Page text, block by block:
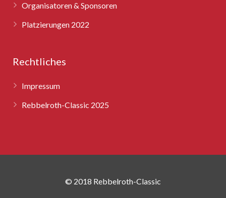
Organisatoren & Sponsoren
Platzierungen 2022
Rechtliches
Impressum
Rebbelroth-Classic 2025
© 2018 Rebbelroth-Classic